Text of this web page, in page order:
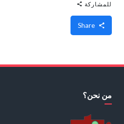
للمشاركة
من نحن؟